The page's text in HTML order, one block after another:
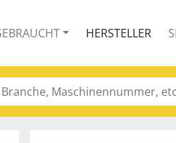
GEBRAUCHT HERSTELLER